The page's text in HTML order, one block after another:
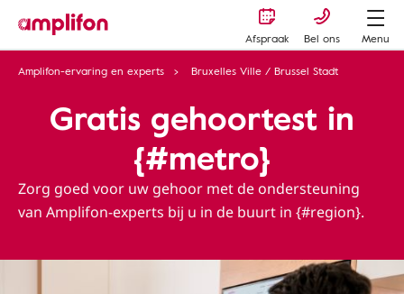
Afspraak Bel ons
Menu
Amplifon-ervaring en experts
Bruxelles Ville / Brussel Stadt
Gratis gehoortest in
{#metro}
Zorg goed voor uw gehoor met de ondersteuning
van Amplifon-experts bij u in de buurt in {#region}.